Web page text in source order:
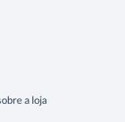
a loja